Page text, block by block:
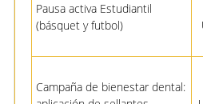
Pausa activa Estudiantil
(básquet y futbol)
Campaña de bienestar dental: